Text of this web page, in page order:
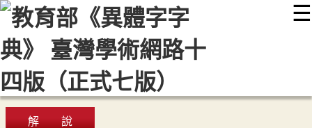
☰
::: 最新消息 常見問題 編輯說明
顯示模式
網站導覽
解 說